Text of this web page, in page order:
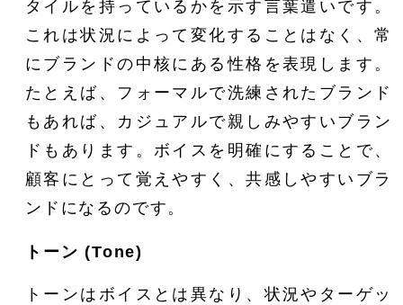
タイルを持っているかを示す言葉遣いです。
これは状況によって変化することはなく、常
にブランドの中核にある性格を表現します。
たとえば、フォーマルで洗練されたブランド
もあれば、カジュアルで親しみやすいブラン
ドもあります。ボイスを明確にすることで、
顧客にとって覚えやすく、共感しやすいブラ
ンドになるのです。
トーン (Tone)
トーンはボイスとは異なり、状況やターゲッ